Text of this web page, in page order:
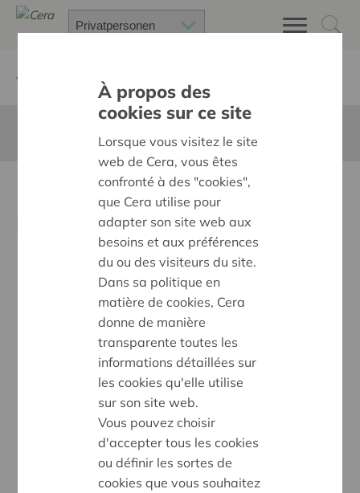
Diese Seite ist nicht ins Deutsche übersetzt
Résultats de la tombola au
profit de BRS
À propos des
cookies sur ce site
Lorsque vous visitez le site
web de Cera, vous êtes
confronté à des "cookies",
que Cera utilise pour
adapter son site web aux
besoins et aux préférences
du ou des visiteurs du site.
Dans sa politique en
matière de cookies, Cera
donne de manière
transparente toutes les
informations détaillées sur
les cookies qu'elle utilise
sur son site web.
Vous pouvez choisir
d'accepter tous les cookies
ou définir les sortes de
cookies que vous souhaitez